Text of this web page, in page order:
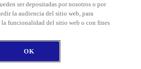
ser depositadas por nosotros o por
la audiencia del sitio web, para
la funcionalidad del sitio web o con fines
OK